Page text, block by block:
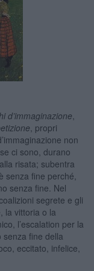
d’immaginazione
, propri
non
ci sono, durano
risata; subentra
senza fine perché,
senza fine. Nel
segrete e gli
la vittoria o la
l’escalation per la
senza fine della
eccitato, infelice,